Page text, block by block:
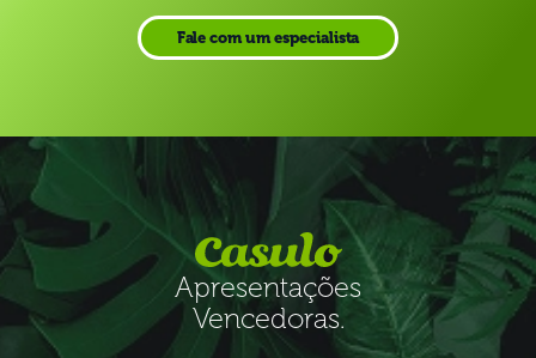
Fale com um especialista
Apresentações
Vencedoras.